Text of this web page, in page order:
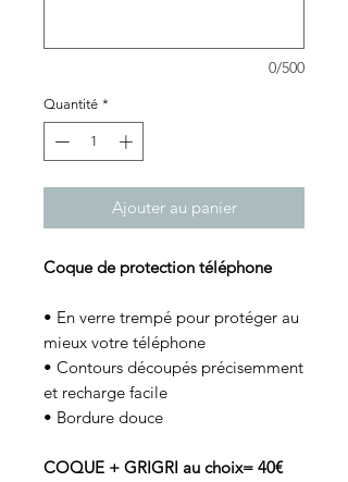
0/500
Quantité *
Ajouter au panier
Coque de protection téléphone
• En verre trempé pour protéger au
mieux votre téléphone
• Contours découpés précisemment
et recharge facile
• Bordure douce
COQUE + GRIGRI au choix= 40€